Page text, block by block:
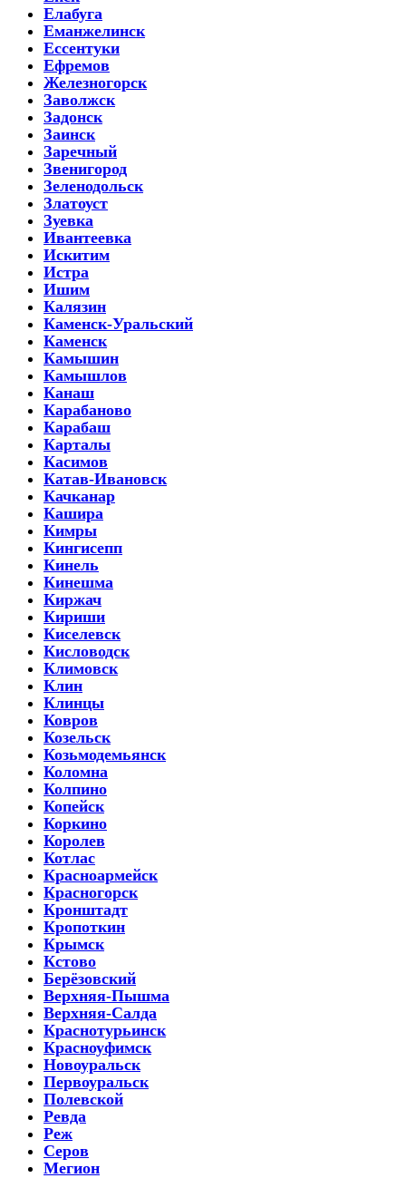
Елабуга
Еманжелинск
Ессентуки
Ефремов
Железногорск
Заволжск
Задонск
Заинск
Заречный
Звенигород
Зеленодольск
Златоуст
Зуевка
Ивантеевка
Искитим
Истра
Ишим
Калязин
Каменск-Уральский
Каменск
Камышин
Камышлов
Канаш
Карабаново
Карабаш
Карталы
Касимов
Катав-Ивановск
Качканар
Кашира
Кимры
Кингисепп
Кинель
Кинешма
Киржач
Кириши
Киселевск
Кисловодск
Климовск
Клин
Клинцы
Ковров
Козельск
Козьмодемьянск
Коломна
Колпино
Копейск
Коркино
Королев
Котлас
Красноармейск
Красногорск
Кронштадт
Кропоткин
Крымск
Кстово
Берёзовский
Верхняя-Пышма
Верхняя-Салда
Краснотурьинск
Красноуфимск
Новоуральск
Первоуральск
Полевской
Ревда
Реж
Серов
Мегион